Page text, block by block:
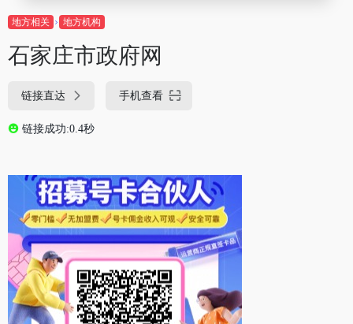
地方相关 地方机构
石家庄市政府网
链接直达 手机查看
链接成功:0.4秒